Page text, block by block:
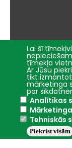
Studiju
Lai šī
tīmekļa
Ar Jūsu
tikt
mārketinga
par
Analītikas
Tehniskās
Piekrist visām